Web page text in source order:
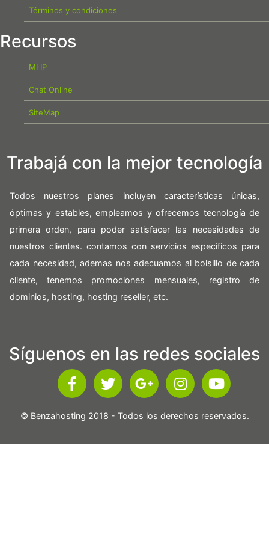
Términos y condiciones
Recursos
MI IP
Chat Online
SiteMap
Trabajá con la mejor tecnología
Todos nuestros planes incluyen características únicas,
óptimas y estables, empleamos y ofrecemos tecnología de
primera orden, para poder satisfacer las necesidades de
nuestros clientes. contamos con servicios especificos para
cada necesidad, ademas nos adecuamos al bolsillo de cada
cliente, tenemos promociones mensuales, registro de
dominios, hosting, hosting reseller, etc.
Síguenos en las redes sociales
© Benzahosting 2018 - Todos los derechos reservados.